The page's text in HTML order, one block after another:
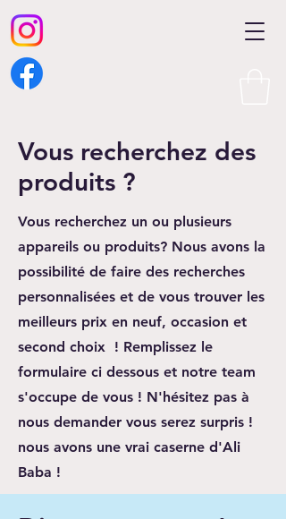
Vous recherchez des
produits ?
Vous recherchez un ou plusieurs
appareils ou produits? Nous avons la
possibilité de faire des recherches
personnalisées et de vous trouver les
meilleurs prix en neuf, occasion et
second choix ! Remplissez le
formulaire ci dessous et notre team
s'occupe de vous ! N'hésitez pas à
nous demander vous serez surpris !
nous avons une vrai caserne d'Ali
Baba !